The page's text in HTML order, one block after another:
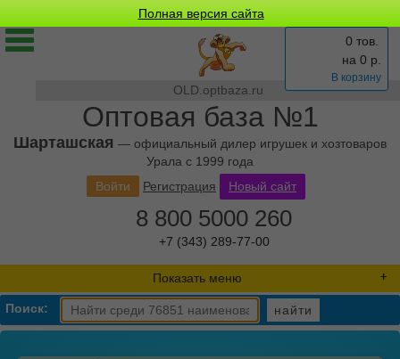
Полная версия сайта
OLD.optbaza.ru
Оптовая база №1
Шарташская — официальный дилер игрушек и хозтоваров
Урала с 1999 года
0 тов.
на 0 р.
В корзину
Войти Регистрация Новый сайт
8 800 5000 260
+7 (343) 289-77-00
Показать меню
Поиск: найти